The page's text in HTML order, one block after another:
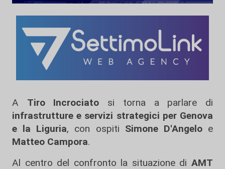
A Tiro Incrociato si torna a parlare di
infrastrutture e servizi strategici per Genova
e la Liguria, con ospiti Simone D'Angeloe
Matteo Campora.
Al centro del confronto la situazione di AMT